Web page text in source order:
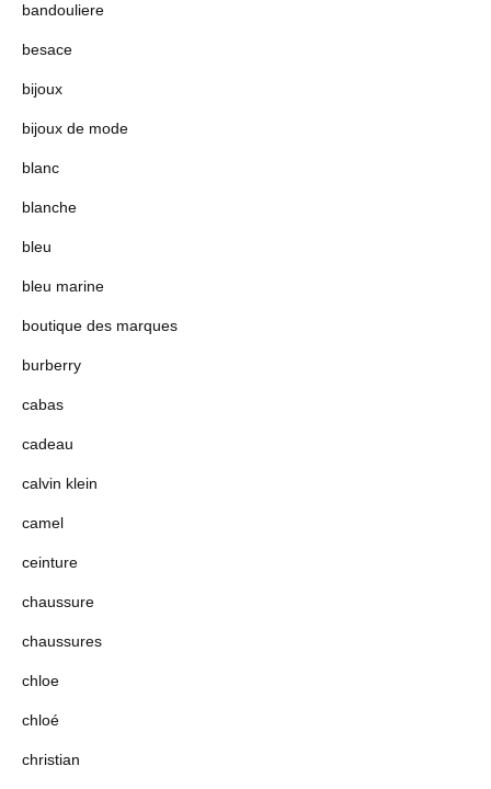
bandouliere
besace
bijoux
bijoux de mode
blanc
blanche
bleu
bleu marine
boutique des marques
burberry
cabas
cadeau
calvin klein
camel
ceinture
chaussure
chaussures
chloe
chloé
christian